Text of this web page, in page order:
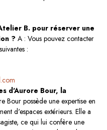
B. pour réserver une
? A : Vous pouvez contacter
:
d'Aurore Bour, la
Bour possède une expertise en
d'espaces extérieurs. Elle a
ce qui lui confère une